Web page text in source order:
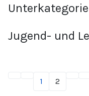
Jugend- und
1 2